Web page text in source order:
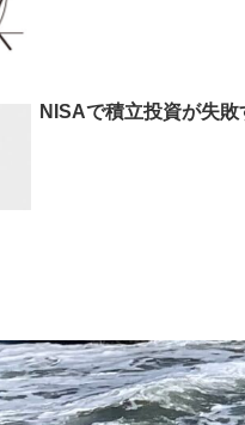
NISAで積立投資が失敗